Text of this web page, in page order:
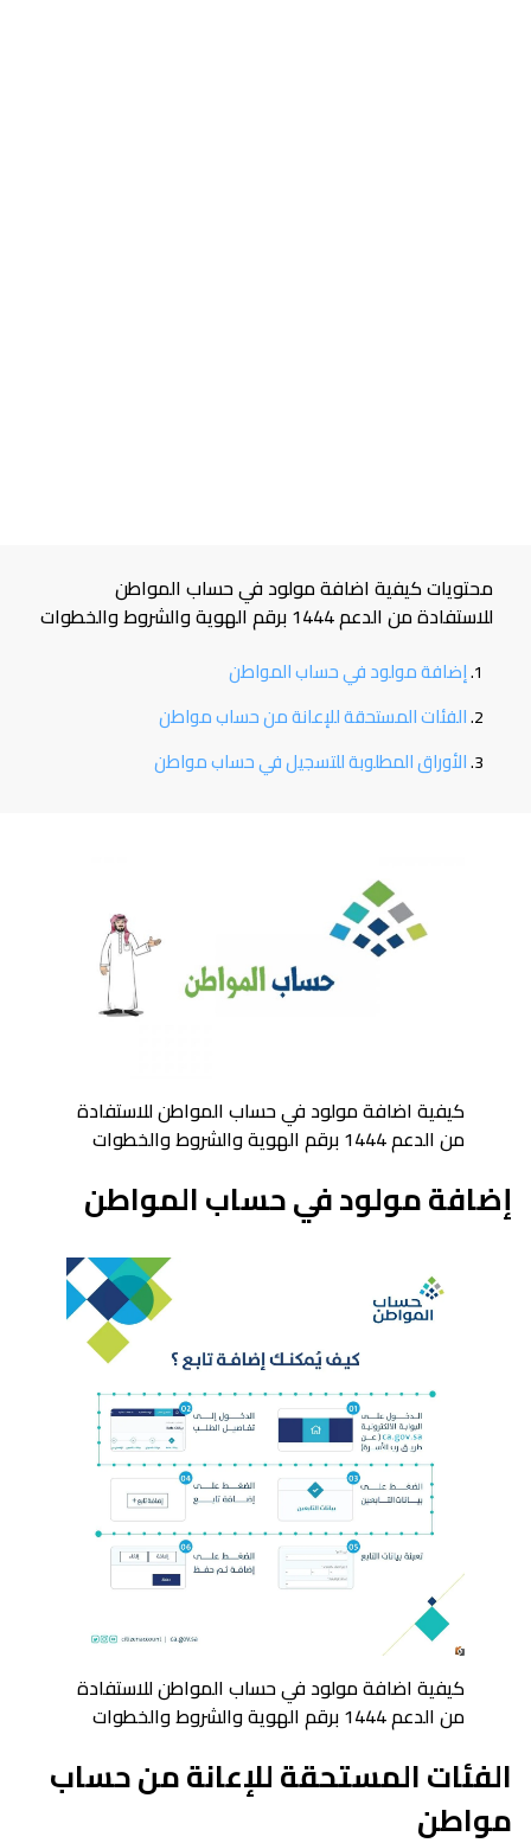
محتويات كيفية اضافة مولود في حساب المواطن
للاستفادة من الدعم 1444 برقم الهوية والشروط والخطوات
إضافة مولود في حساب المواطن
الفئات المستحقة للإعانة من حساب مواطن
الأوراق المطلوبة للتسجيل في حساب مواطن
كيفية اضافة مولود في حساب المواطن للاستفادة
من الدعم 1444 برقم الهوية والشروط والخطوات
إضافة مولود في حساب المواطن
كيفية اضافة مولود في حساب المواطن للاستفادة
من الدعم 1444 برقم الهوية والشروط والخطوات
الفئات المستحقة للإعانة من حساب
مواطن